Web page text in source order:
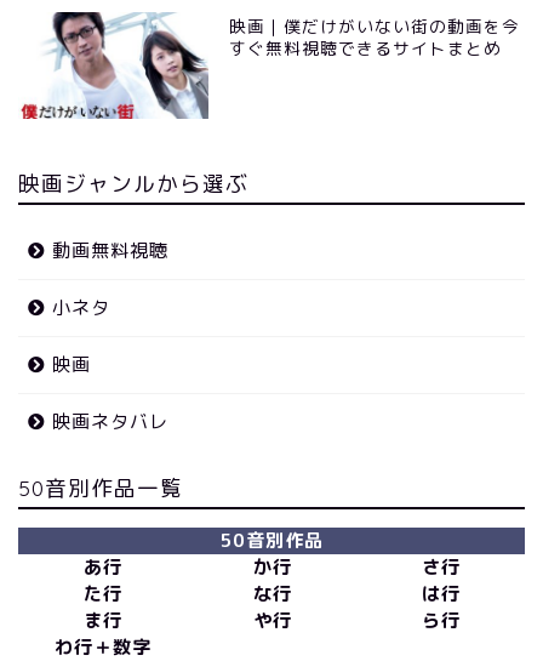
映画｜僕だけがいない街の動画を今
すぐ無料視聴できるサイトまとめ
映画ジャンルから選ぶ
動画無料視聴
小ネタ
映画
映画ネタバレ
50音別作品一覧
50音別作品
あ行
か行
さ行
た行
な行
は行
ま行
や行
ら行
わ行＋数字